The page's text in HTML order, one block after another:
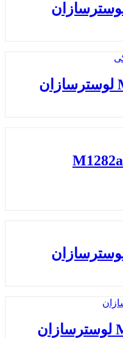
میوه خوری رومیزی M1282a